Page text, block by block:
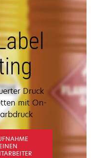
Druck
mit On-